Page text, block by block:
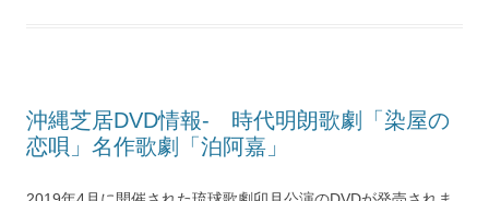
沖縄芝居DVD情報‐ 時代明朗歌劇「染屋の
恋唄」名作歌劇「泊阿嘉」